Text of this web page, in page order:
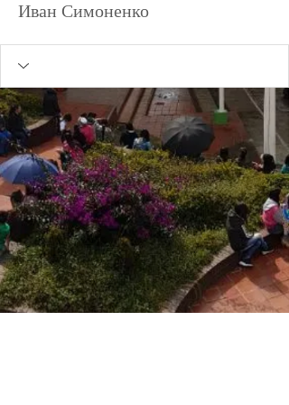
Иван Симоненко